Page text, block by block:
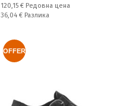
Редовна цена:
120,15 € Редовна цена
Спестявате:
36,04 € Разлика
OFFER